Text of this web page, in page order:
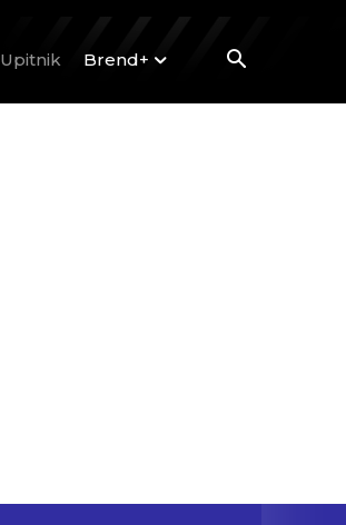
Upitnik Brend+